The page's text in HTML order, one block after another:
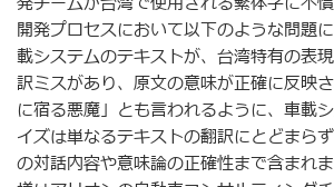
開発プロセスにおいて以下のような問題
載システムのテキストが、台湾特有の表
訳ミスがあり、原文の意味が正確に反映
に宿る悪魔」とも言われるように、車載
イズは単なるテキストの翻訳にとどまら
の対話内容や意味論の正確性まで含まれ